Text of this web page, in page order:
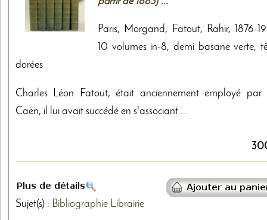
Paris, Morgand, Fatout, Rahir, 1876-
10 volumes in-8, demi basane verte,
dorées
Charles Léon Fatout, était anciennement employé par
Caën, il lui avait succédé en s'associant ...
Sujet(s) : Bibliographie Librairie